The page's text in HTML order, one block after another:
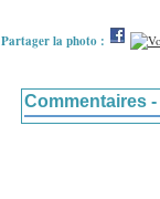
Partager la photo :
Commentaires -